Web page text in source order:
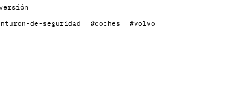
de-seguridad #coches #volvo